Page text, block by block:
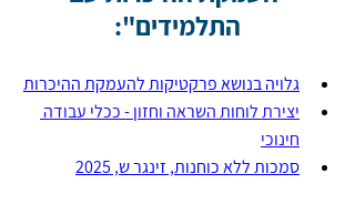
התלמידים":
גלויה בנושא פרקטיקות להעמקת ההיכרות
יצירת לוחות השראה וחזון - ככלי עבודה
חינוכי
סמכות ללא כוחנות, זינגר ש, 2025